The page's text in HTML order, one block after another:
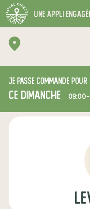
une appli
Je passe commande pour
ce dimanche 09:00-